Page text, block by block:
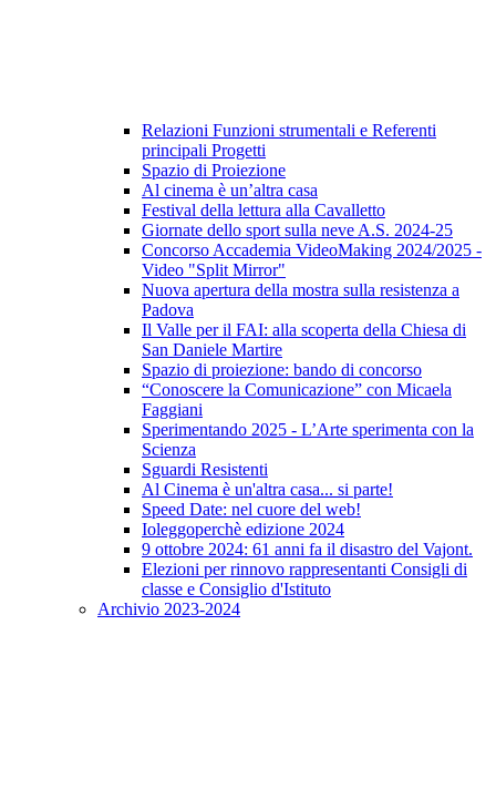
Relazioni Funzioni strumentali e Referenti
principali Progetti
Spazio di Proiezione
Al cinema è un’altra casa
Festival della lettura alla Cavalletto
Giornate dello sport sulla neve A.S. 2024-25
Concorso Accademia VideoMaking 2024/2025 -
Video "Split Mirror"
Nuova apertura della mostra sulla resistenza a
Padova
Il Valle per il FAI: alla scoperta della Chiesa di
San Daniele Martire
Spazio di proiezione: bando di concorso
“Conoscere la Comunicazione” con Micaela
Faggiani
Sperimentando 2025 - L’Arte sperimenta con la
Scienza
Sguardi Resistenti
Al Cinema è un'altra casa... si parte!
Speed Date: nel cuore del web!
Ioleggoperchè edizione 2024
9 ottobre 2024: 61 anni fa il disastro del Vajont.
Elezioni per rinnovo rappresentanti Consigli di
classe e Consiglio d'Istituto
Archivio 2023-2024